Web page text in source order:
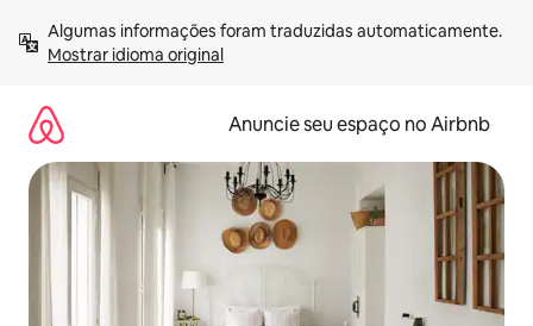
para
Mostrar idioma original
Anuncie seu espaço no Airbnb